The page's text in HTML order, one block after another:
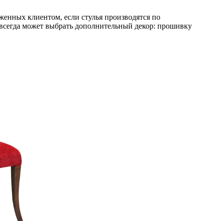
клиентом, если стулья производятся по
может выбрать дополнительный декор: прошивку